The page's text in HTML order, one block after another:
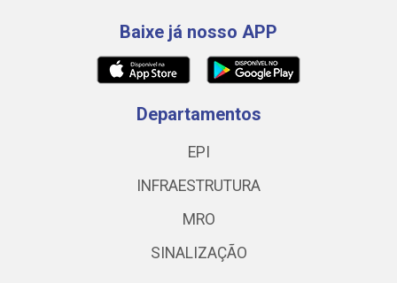
Baixe já nosso APP
Departamentos
EPI
INFRAESTRUTURA
MRO
SINALIZAÇÃO